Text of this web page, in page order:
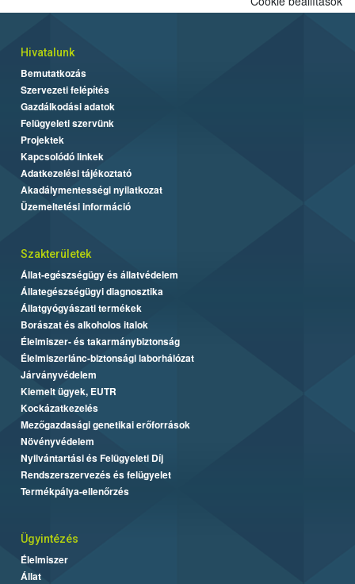
Hivatalunk
Bemutatkozás
Szervezeti felépítés
Gazdálkodási adatok
Felügyeleti szervünk
Projektek
Kapcsolódó linkek
Adatkezelési tájékoztató
Akadálymentességi nyilatkozat
Üzemeltetési információ
Szakterületek
Állat-egészségügy és állatvédelem
Állategészségügyi diagnosztika
Állatgyógyászati termékek
Borászat és alkoholos italok
Élelmiszer- és takarmánybiztonság
Élelmiszerlánc-biztonsági laborhálózat
Járványvédelem
Kiemelt ügyek, EUTR
Kockázatkezelés
Mezőgazdasági genetikai erőforrások
Növényvédelem
Nyilvántartási és Felügyeleti Díj
Rendszerszervezés és felügyelet
Termékpálya-ellenőrzés
Ügyintézés
Élelmiszer
Állat